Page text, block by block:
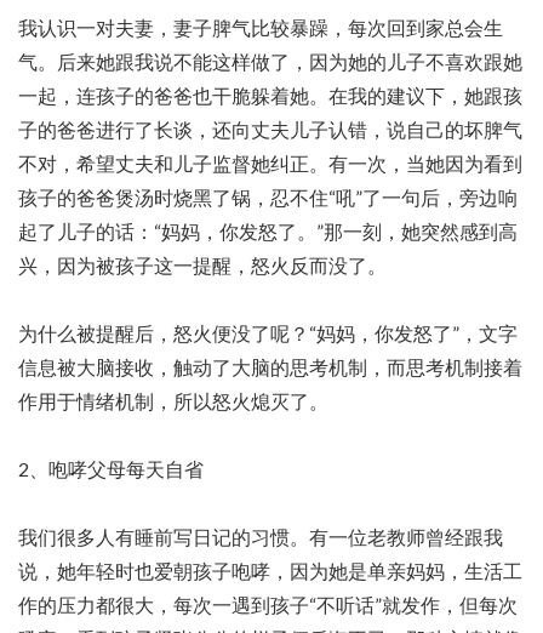
我认识一对夫妻，妻子脾气比较暴躁，每次回到家总会生
气。后来她跟我说不能这样做了，因为她的儿子不喜欢跟她
一起，连孩子的爸爸也干脆躲着她。在我的建议下，她跟孩
子的爸爸进行了长谈，还向丈夫儿子认错，说自己的坏脾气
不对，希望丈夫和儿子监督她纠正。有一次，当她因为看到
孩子的爸爸煲汤时烧黑了锅，忍不住“吼”了一句后，旁边响
起了儿子的话：“妈妈，你发怒了。”那一刻，她突然感到高
兴，因为被孩子这一提醒，怒火反而没了。
为什么被提醒后，怒火便没了呢？“妈妈，你发怒了”，文字
信息被大脑接收，触动了大脑的思考机制，而思考机制接着
作用于情绪机制，所以怒火熄灭了。
2、咆哮父母每天自省
我们很多人有睡前写日记的习惯。有一位老教师曾经跟我
说，她年轻时也爱朝孩子咆哮，因为她是单亲妈妈，生活工
作的压力都很大，每次一遇到孩子“不听话”就发作，但每次